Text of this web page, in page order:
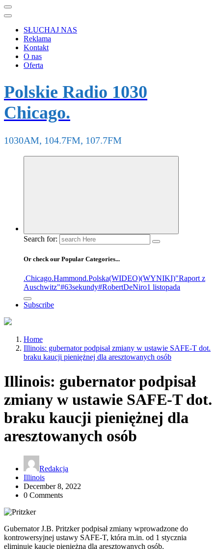
SŁUCHAJ NAS
Reklama
Kontakt
O nas
Oferta
Polskie Radio 1030
Chicago.
1030AM, 104.7FM, 107.7FM
Search for:
Or check our Popular Categories...
.Chicago.Hammond.Polska(WIDEO)(WYNIKI)"Raport z
Auschwitz"#63sekundy#RobertDeNiro1 listopada
Subscribe
Home
Illinois: gubernator podpisał zmiany w ustawie SAFE-T dot.
braku kaucji pieniężnej dla aresztowanych osób
Illinois: gubernator podpisał
zmiany w ustawie SAFE-T dot.
braku kaucji pieniężnej dla
aresztowanych osób
Redakcja
Illinois
December 8, 2022
0 Comments
Gubernator J.B. Pritzker podpisał zmiany wprowadzone do
kontrowersyjnej ustawy SAFE-T, która m.in. od 1 stycznia
eliminuje kaucję pieniężną dla aresztowanych osób.